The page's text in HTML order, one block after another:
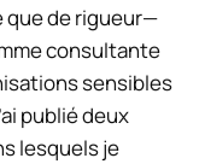
que de rigueur—
consultante
sensibles
publié deux
lesquels je